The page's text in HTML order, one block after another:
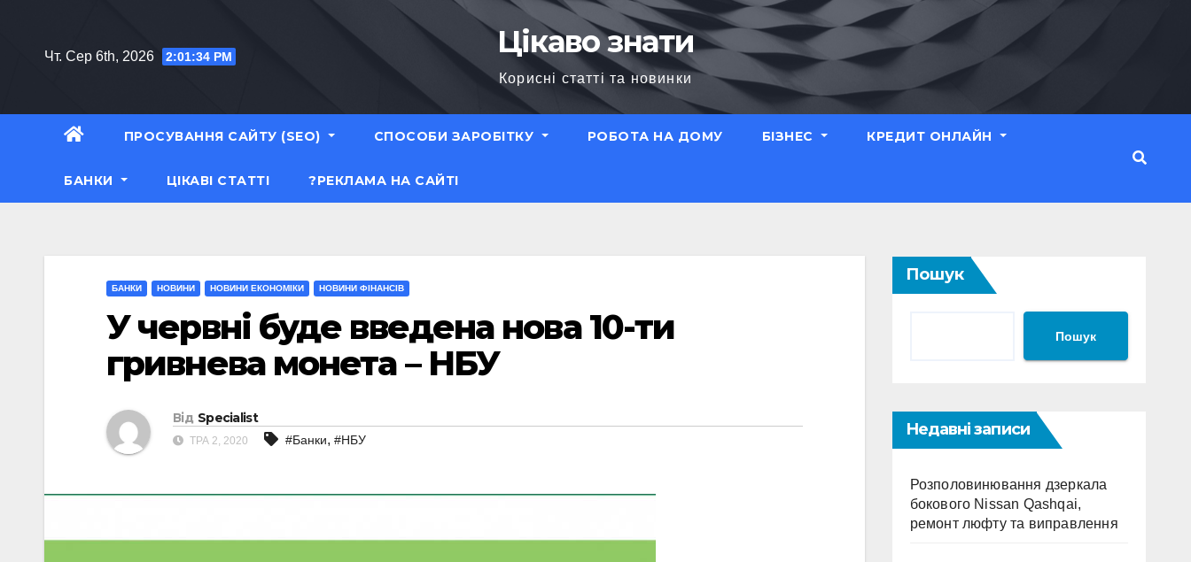
Чт. Сер 6th, 2026 2:01:35 PM Цікаво знати
Корисні статті та новинки
ПРОСУВАННЯ САЙТУ (SEO) СПОСОБИ ЗАРОБІТКУ РОБОТА НА ДОМУ БІЗНЕС КРЕДИТ ОНЛАЙН
БАНКИ ЦІКАВІ СТАТТІ ?РЕКЛАМА НА САЙТІ
БАНКИ НОВИНИ НОВИНИ ЕКОНОМІКИ НОВИНИ ФІНАНСІВ
У червні буде введена нова 10-ти
гривнева монета – НБУ
Від Specialist
ТРА 2, 2020 #Банки, #НБУ
Пошук
Пошук
Недавні записи
Розполовинювання дзеркала
бокового Nissan Qashqai,
ремонт люфту та виправлення